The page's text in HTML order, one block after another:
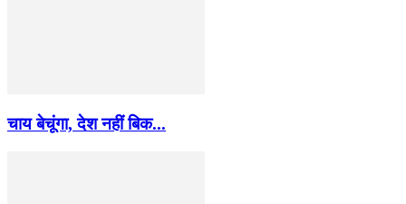
चाय बेचूंगा, देश नहीं बिक...